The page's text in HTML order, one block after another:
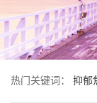
热门关键词： 抑郁